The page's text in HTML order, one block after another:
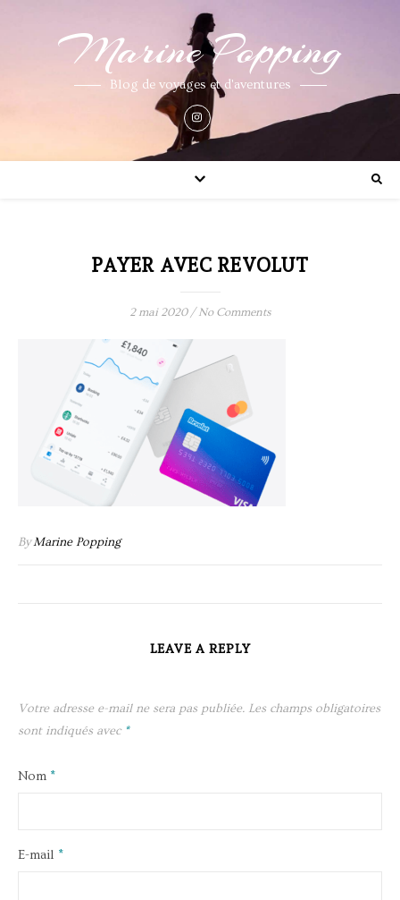
Marine Popping
Blog de voyages et d'aventures
PAYER AVEC REVOLUT
2 mai 2020 / No Comments
ByMarine Popping
LEAVE A REPLY
Votre adresse e-mail ne sera pas publiée. Les champs obligatoires
sont indiqués avec *
Nom *
E-mail *